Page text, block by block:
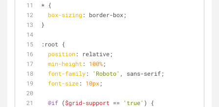
* {
box-sizing: border-box;
}
:root {
position: relative;
min-height : 100%;
font-family: 'Roboto' , sans-serif;
font-size: 10px;
@if ($grid-support == 'true' ) {